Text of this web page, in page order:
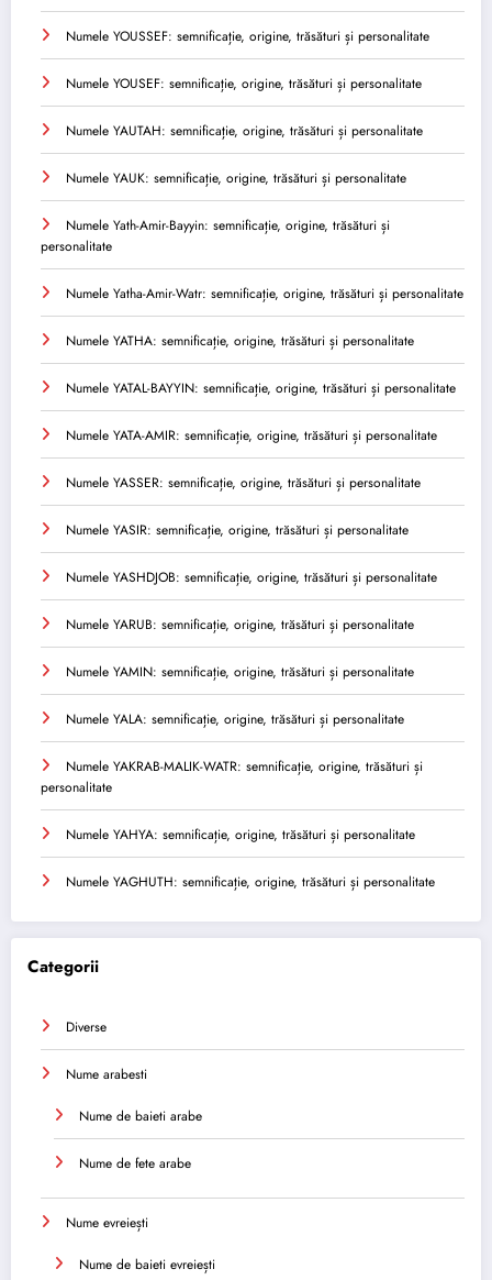
Numele YOUSSEF: semnificație, origine, trăsături și personalitate
Numele YOUSEF: semnificație, origine, trăsături și personalitate
Numele YAUTAH: semnificație, origine, trăsături și personalitate
Numele YAUK: semnificație, origine, trăsături și personalitate
Numele Yath-Amir-Bayyin: semnificație, origine, trăsături și
personalitate
Numele Yatha-Amir-Watr: semnificație, origine, trăsături și personalitate
Numele YATHA: semnificație, origine, trăsături și personalitate
Numele YATAL-BAYYIN: semnificație, origine, trăsături și personalitate
Numele YATA-AMIR: semnificație, origine, trăsături și personalitate
Numele YASSER: semnificație, origine, trăsături și personalitate
Numele YASIR: semnificație, origine, trăsături și personalitate
Numele YASHDJOB: semnificație, origine, trăsături și personalitate
Numele YARUB: semnificație, origine, trăsături și personalitate
Numele YAMIN: semnificație, origine, trăsături și personalitate
Numele YALA: semnificație, origine, trăsături și personalitate
Numele YAKRAB-MALIK-WATR: semnificație, origine, trăsături și
personalitate
Numele YAHYA: semnificație, origine, trăsături și personalitate
Numele YAGHUTH: semnificație, origine, trăsături și personalitate
Categorii
Diverse
Nume arabesti
Nume de baieti arabe
Nume de fete arabe
Nume evreiești
Nume de baieti evreiești